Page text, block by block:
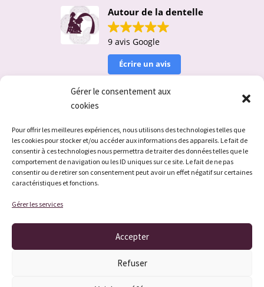
Gérer le consentement aux
cookies
Pour offrir les meilleures expériences, nous utilisons des technologies telles que
les cookies pour stocker et/ou accéder aux informations des appareils. Le fait de
consentir à ces technologies nous permettra de traiter des données telles que le
comportement de navigation ou les ID uniques sur ce site. Le fait de ne pas
consentir ou de retirer son consentement peut avoir un effet négatif sur certaines
caractéristiques et fonctions.
Gérer les services
Accepter
Refuser
Autour de la dentelle
9 avis Google
Écrire un avis
30 Septembre 2023
Superbe expérience. Finalement, on se prend
au jeu et c'est très agréable. Il faut juste
rester bien concentré. A essayer avec Isabelle